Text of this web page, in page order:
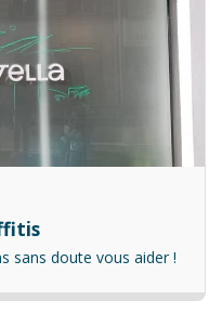
sans doute vous aider !